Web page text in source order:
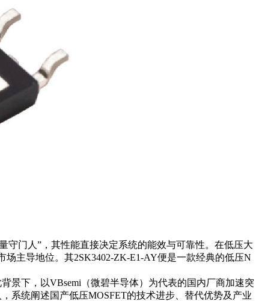
守门人”，其性能直接决定系统的能效与可靠性。在低压大
主导地位。其2SK3402-ZK-E1-AY便是一款经典的低压N
景下，以VBsemi（微碧半导体）为代表的国内厂商加速突
系统阐述国产低压MOSFET的技术进步、替代优势及产业